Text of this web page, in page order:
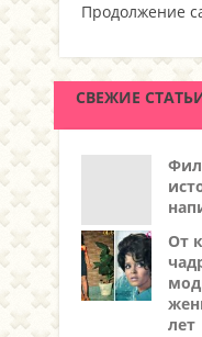
Продолжение
СВЕЖИЕ
От
лет